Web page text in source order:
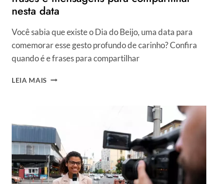
nesta data
Você sabia que existe o Dia do Beijo, uma data para
comemorar esse gesto profundo de carinho? Confira
quando é e frases para compartilhar
LEIA MAIS
DO
BEIJO!
VEJA
50
FRASES
E